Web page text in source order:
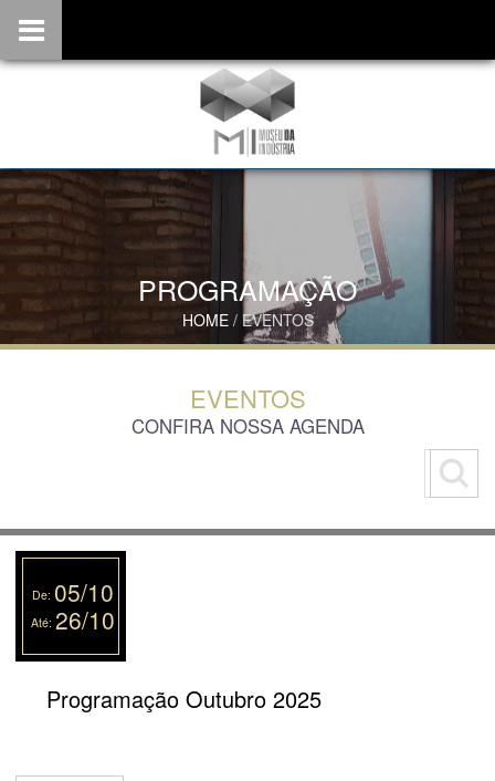
PROGRAMAÇÃO
HOME/ EVENTOS
EVENTOS
CONFIRA NOSSA AGENDA
De:05/10
Até:26/10
Programação Outubro 2025